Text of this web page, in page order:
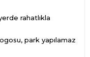
rahatlıkla
park yapılamaz